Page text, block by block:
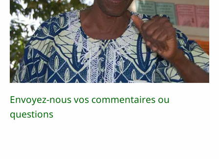
Envoyez-nous vos commentaires ou
questions